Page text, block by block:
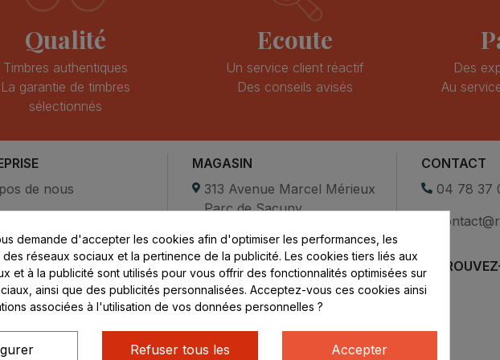
Qualité
Timbres authentiques
La garantie de timbres
sélectionnés
Ecoute
Un service client réactif
Des conseils avisés
Des
Au
de nous
nous
MAGASIN
313 Avenue Marcel Mérieux
Parc de Sacuny
Lundi au vendredi :
8h - 16h
uniquement sur Rendez-
vous
CONTACT
04 78 37
demande d'accepter les cookies afin d'optimiser les performances, les
réseaux sociaux et la pertinence de la publicité. Les cookies tiers liés aux
et à la publicité sont utilisés pour vous offrir des fonctionnalités optimisées sur
ainsi que des publicités personnalisées. Acceptez-vous ces cookies ainsi
associées à l'utilisation de vos données personnelles ?
Accepter
Refuser tous les